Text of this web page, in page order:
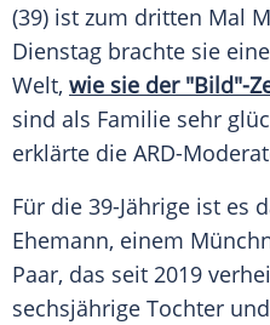
(39) ist zum dritten Mal
Dienstag brachte sie
Welt, wie sie der "Bild"-
sind als Familie sehr
erklärte die ARD-
Für die 39-Jährige ist es
Ehemann, einem
Paar, das seit 2019
sechsjährige Tochter